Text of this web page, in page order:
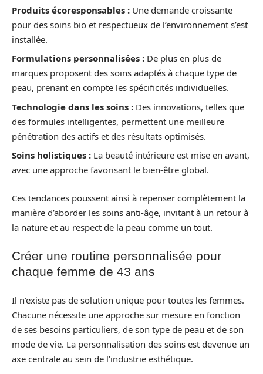
Produits écoresponsables : Une demande croissante
pour des soins bio et respectueux de l’environnement s’est
installée.
Formulations personnalisées : De plus en plus de
marques proposent des soins adaptés à chaque type de
peau, prenant en compte les spécificités individuelles.
Technologie dans les soins : Des innovations, telles que
des formules intelligentes, permettent une meilleure
pénétration des actifs et des résultats optimisés.
Soins holistiques : La beauté intérieure est mise en avant,
avec une approche favorisant le bien-être global.
Ces tendances poussent ainsi à repenser complètement la
manière d’aborder les soins anti-âge, invitant à un retour à
la nature et au respect de la peau comme un tout.
Créer une routine personnalisée pour
chaque femme de 43 ans
Il n’existe pas de solution unique pour toutes les femmes.
Chacune nécessite une approche sur mesure en fonction
de ses besoins particuliers, de son type de peau et de son
mode de vie. La personnalisation des soins est devenue un
axe centrale au sein de l’industrie esthétique.